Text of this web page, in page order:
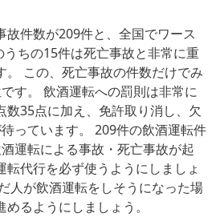
故件数が209件と、全国でワース
うちの15件は死亡事故と非常に重
。 この、死亡事故の件数だけでみ
す。 飲酒運転への罰則は非常に
数35点に加え、免許取り消し、欠
っています。 209件の飲酒運転件
運転による事故・死亡事故が起
転代行を必ず使うようにしましょ
人が飲酒運転をしそうになった場
るようにしましょう。